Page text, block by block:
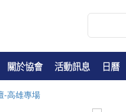
關於協會 活動訊息 日曆